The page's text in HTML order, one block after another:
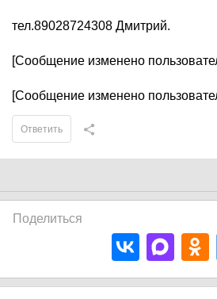
тел.89028724308 Дмитрий.
[Сообщение изменено
[Сообщение изменено
Ответить
Поделиться